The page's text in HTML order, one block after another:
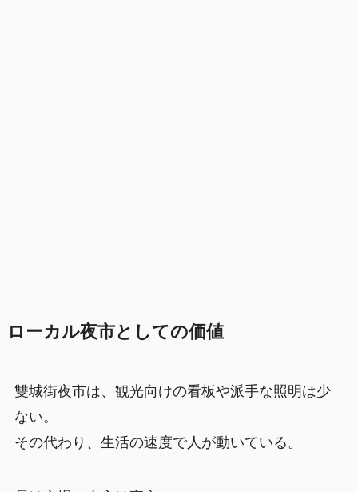
ローカル夜市としての価値
雙城街夜市は、観光向けの看板や派手な照明は少
ない。
その代わり、生活の速度で人が動いている。